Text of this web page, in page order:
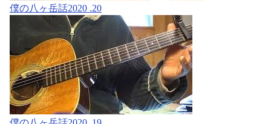
僕の八ヶ岳話2020 .20